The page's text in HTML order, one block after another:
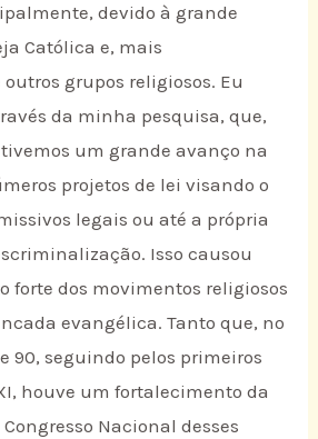
devido à grande
Católica e, mais
grupos religiosos. Eu
da minha pesquisa, que,
um grande avanço na
projetos de lei visando o
legais ou até a própria
Isso causou
forte dos movimentos religiosos
evangélica. Tanto que, no
90, seguindo pelos primeiros
houve um fortalecimento da
Nacional desses